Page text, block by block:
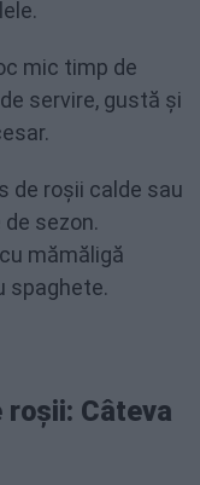
mic timp de
servire, gustă și
de roșii calde sau
sezon.
mămăligă
spaghete.
Câteva